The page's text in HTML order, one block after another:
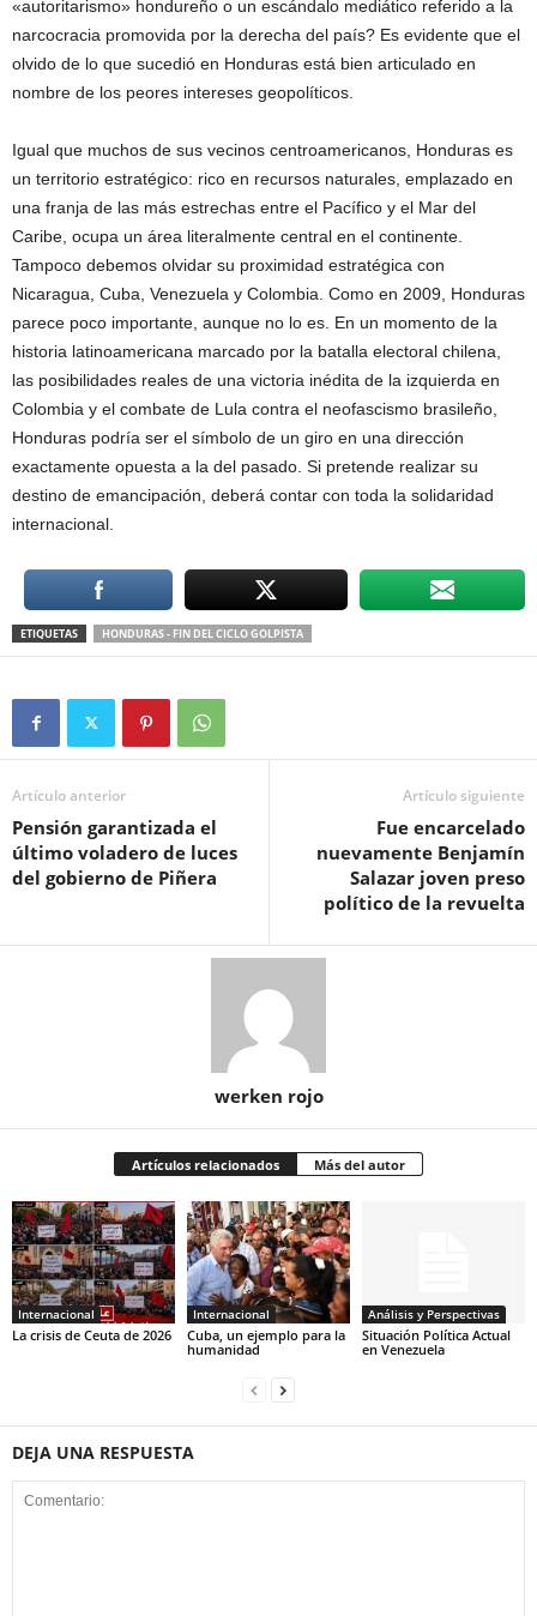
«autoritarismo» hondureño o un escándalo mediático referido a la
narcocracia promovida por la derecha del país? Es evidente que el
olvido de lo que sucedió en Honduras está bien articulado en
nombre de los peores intereses geopolíticos.
Igual que muchos de sus vecinos centroamericanos, Honduras es
un territorio estratégico: rico en recursos naturales, emplazado en
una franja de las más estrechas entre el Pacífico y el Mar del
Caribe, ocupa un área literalmente central en el continente.
Tampoco debemos olvidar su proximidad estratégica con
Nicaragua, Cuba, Venezuela y Colombia. Como en 2009, Honduras
parece poco importante, aunque no lo es. En un momento de la
historia latinoamericana marcado por la batalla electoral chilena,
las posibilidades reales de una victoria inédita de la izquierda en
Colombia y el combate de Lula contra el neofascismo brasileño,
Honduras podría ser el símbolo de un giro en una dirección
exactamente opuesta a la del pasado. Si pretende realizar su
destino de emancipación, deberá contar con toda la solidaridad
internacional.
ETIQUETAS HONDURAS - FIN DEL CICLO GOLPISTA
Artículo anterior
Pensión garantizada el
último voladero de luces
del gobierno de Piñera
Artículo siguiente
Fue encarcelado
nuevamente Benjamín
Salazar joven preso
político de la revuelta
werken rojo
Artículos relacionados Más del autor
Internacional
La crisis de Ceuta de 2026
Internacional
Cuba, un ejemplo para la
humanidad
Análisis y Perspectivas
Situación Política Actual
en Venezuela
DEJA UNA RESPUESTA